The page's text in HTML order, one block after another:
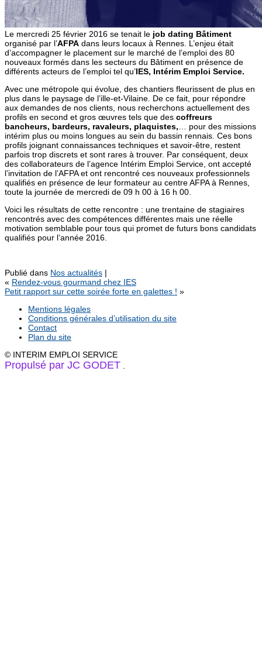
Le mercredi 25 février 2016 se tenait le job dating Bâtiment
organisé par l’AFPA dans leurs locaux à Rennes. L’enjeu était
d’accompagner le placement sur le marché de l’emploi des 80
nouveaux formés dans les secteurs du Bâtiment en présence de
différents acteurs de l’emploi tel qu’IES, Intérim Emploi Service.
Avec une métropole qui évolue, des chantiers fleurissent de plus en
plus dans le paysage de l’ille-et-Vilaine. De ce fait, pour répondre
aux demandes de nos clients, nous recherchons actuellement des
profils en second et gros œuvres tels que des coffreurs
bancheurs, bardeurs, ravaleurs, plaquistes, … pour des missions
intérim plus ou moins longues au sein du bassin rennais. Ces bons
profils joignant connaissances techniques et savoir-être, restent
parfois trop discrets et sont rares à trouver. Par conséquent, deux
des collaborateurs de l’agence Intérim Emploi Service, ont accepté
l’invitation de l’AFPA et ont rencontré ces nouveaux professionnels
qualifiés en présence de leur formateur au centre AFPA à Rennes,
toute la journée de mercredi de 09 h 00 à 16 h 00.
Voici les résultats de cette rencontre : une trentaine de stagiaires
rencontrés avec des compétences différentes mais une réelle
motivation semblable pour tous qui promet de futurs bons candidats
qualifiés pour l’année 2016.
Publié dans Nos actualités |
« Rendez-vous gourmand chez IES
Petit rapport sur cette soirée forte en galettes ! »
Mentions légales
Conditions générales d’utilisation du site
Contact
Plan du site
© INTERIM EMPLOI SERVICE
Propulsé par JC GODET